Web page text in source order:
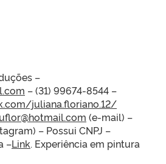
–
– (31) 99674-8544 –
juliana.floriano.12/
(e-mail) –
– Possui CNPJ –
–Link. Experiência em pintura